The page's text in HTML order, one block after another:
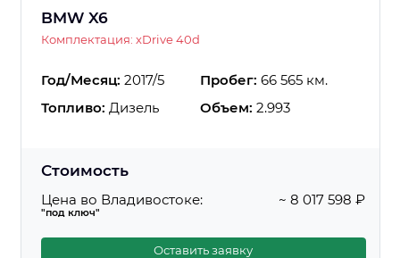
BMW X6
Комплектация: xDrive 40d
Год/Месяц: 2017/5 Пробег: 66 565 км.
Топливо: Дизель Объем: 2.993
Стоимость
Цена во Владивостоке:
"под ключ"
~ 8 017 598 ₽
Оставить заявку